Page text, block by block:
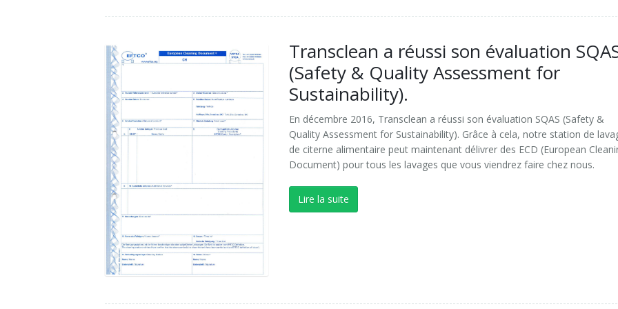
Transclean a réussi son évaluation
(Safety & Quality Assessment for
Sustainability).
En décembre 2016, Transclean a réussi son évaluation SQAS (Safety &
Quality Assessment for Sustainability). Grâce à cela, notre station de
de citerne alimentaire peut maintenant délivrer des ECD (European
Document) pour tous les lavages que vous viendrez faire chez nous.
Lire la suite